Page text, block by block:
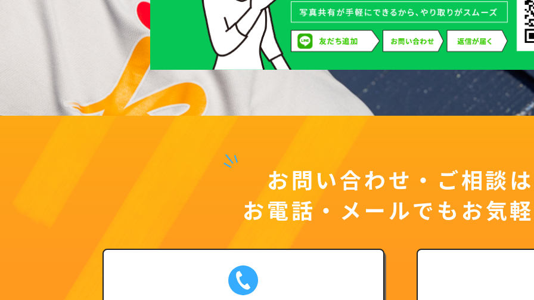
お問い合わせ・ご相談は
お電話・メールでもお気